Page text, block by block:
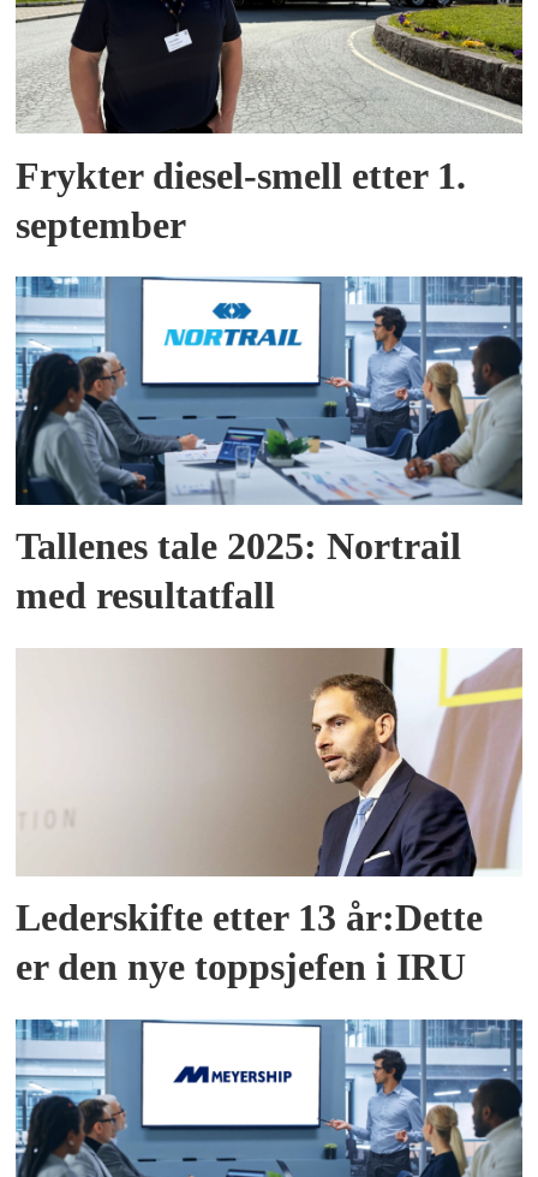
Frykter diesel-smell etter 1.
september
Tallenes tale 2025: Nortrail
med resultatfall
Lederskifte etter 13 år:Dette
er den nye toppsjefen i IRU